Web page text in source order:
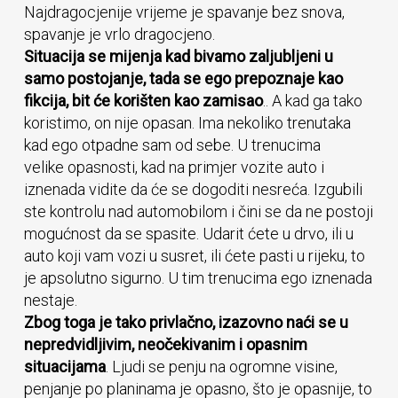
Najdragocjenije vrijeme je spavanje bez snova,
spavanje je vrlo dragocjeno.
Situacija se mijenja kad bivamo zaljubljeni u
samo postojanje, tada se ego prepoznaje kao
fikcija, bit će korišten kao zamisao.. A kad ga tako
koristimo, on nije opasan. Ima nekoliko trenutaka
kad ego otpadne sam od sebe. U trenucima
velike opasnosti, kad na primjer vozite auto i
iznenada vidite da će se dogoditi nesreća. Izgubili
ste kontrolu nad automobilom i čini se da ne postoji
mogućnost da se spasite. Udarit ćete u drvo, ili u
auto koji vam vozi u susret, ili ćete pasti u rijeku, to
je apsolutno sigurno. U tim trenucima ego iznenada
nestaje.
Zbog toga je tako privlačno, izazovno naći se u
nepredvidljivim, neočekivanim i opasnim
situacijama. Ljudi se penju na ogromne visine,
penjanje po planinama je opasno, što je opasnije, to